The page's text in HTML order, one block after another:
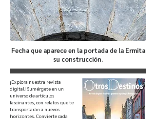
Fecha que aparece en la portada de la Ermita
su construcción.
¡Explora nuestra revista
digital! Sumérgete en un
universo de artículos
fascinantes, con relatos que te
transportarán a nuevos
horizontes. Convierte cada